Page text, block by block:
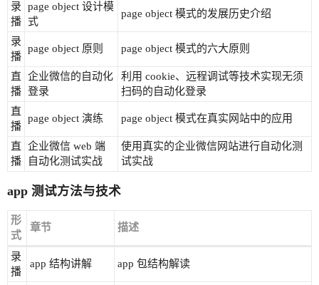
录
播
page object 设计模
式
page object 模式的发展历史介绍
录
播
page object 原则 page object 模式的六大原则
直
播
企业微信的自动化
登录
利用 cookie、远程调试等技术实现无须
扫码的自动化登录
直
播
page object 演练 page object 模式在真实网站中的应用
直
播
企业微信 web 端
自动化测试实战
使用真实的企业微信网站进行自动化测
试实战
app 测试方法与技术
形
式
章节 描述
录
播
app 结构讲解 app 包结构解读